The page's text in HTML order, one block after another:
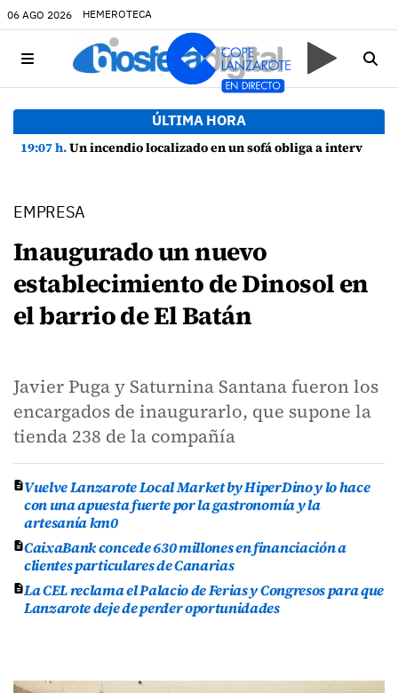
06 AGO 2026 HEMEROTECA
ÚLTIMA HORA
19:07 h.Un incendio localizado en un sofá obliga a intervenir en una vivienda de Playa Honda
EMPRESA
Inaugurado un nuevo
establecimiento de Dinosol en
el barrio de El Batán
Javier Puga y Saturnina Santana fueron los
encargados de inaugurarlo, que supone la
tienda 238 de la compañía
Vuelve Lanzarote Local Market by HiperDino y lo hace
con una apuesta fuerte por la gastronomía y la
artesanía km0
CaixaBank concede 630 millones en financiación a
clientes particulares de Canarias
La CEL reclama el Palacio de Ferias y Congresos para que
Lanzarote deje de perder oportunidades